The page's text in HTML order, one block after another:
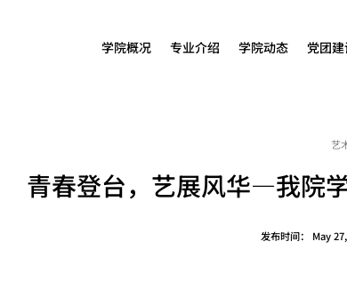
学院概况 专业介绍 学院动态 党团
艺
青春登台，艺展风华—我院
发布时间： May